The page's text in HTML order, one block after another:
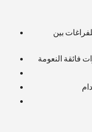
عربة
الخاصة
بين
النعومة